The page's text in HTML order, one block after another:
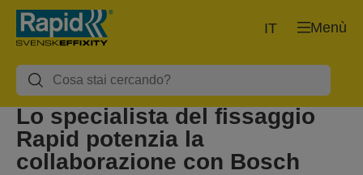
Menù
IT
Lo specialista del fissaggio
Rapid potenzia la
collaborazione con Bosch